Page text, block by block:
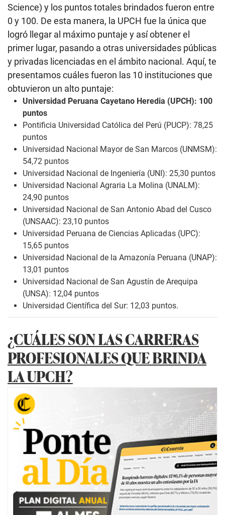
Science) y los puntos totales brindados fueron entre
0 y 100. De esta manera, la UPCH fue la única que
logró llegar al máximo puntaje y así obtener el
primer lugar, pasando a otras universidades públicas
y privadas licenciadas en el ámbito nacional. Aquí, te
presentamos cuáles fueron las 10 instituciones que
obtuvieron un alto puntaje:
Universidad Peruana Cayetano Heredia (UPCH): 100
puntos
Pontificia Universidad Católica del Perú (PUCP): 78,25
puntos
Universidad Nacional Mayor de San Marcos (UNMSM):
54,72 puntos
Universidad Nacional de Ingeniería (UNI): 25,30 puntos
Universidad Nacional Agraria La Molina (UNALM):
24,90 puntos
Universidad Nacional de San Antonio Abad del Cusco
(UNSAAC): 23,10 puntos
Universidad Peruana de Ciencias Aplicadas (UPC):
15,65 puntos
Universidad Nacional de la Amazonía Peruana (UNAP):
13,01 puntos
Universidad Nacional de San Agustín de Arequipa
(UNSA): 12,04 puntos
Universidad Científica del Sur: 12,03 puntos.
¿CUÁLES SON LAS CARRERAS
PROFESIONALES QUE BRINDA
LA UPCH?